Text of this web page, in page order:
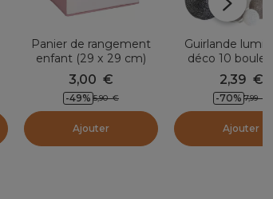
Panier de rangement
enfant (29 x 29 cm)
Biche Rose
3,00 €
-49% 5,90 €
Ajouter
Guirlande
déco 10 boules
Savannah Gris
2,39 €
-70% 7,99
Ajouter